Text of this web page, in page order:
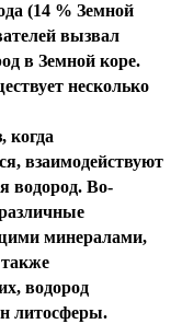
(14 % Земной
вызвал
в Земной коре.
несколько
когда
взаимодействуют
водород. Во-
минералами,
водород
литосферы.